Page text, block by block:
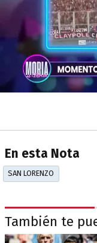
En esta Nota
SAN LORENZO
También te